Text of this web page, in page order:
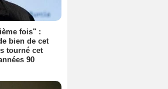
fois" :
bien de cet
tourné cet
90